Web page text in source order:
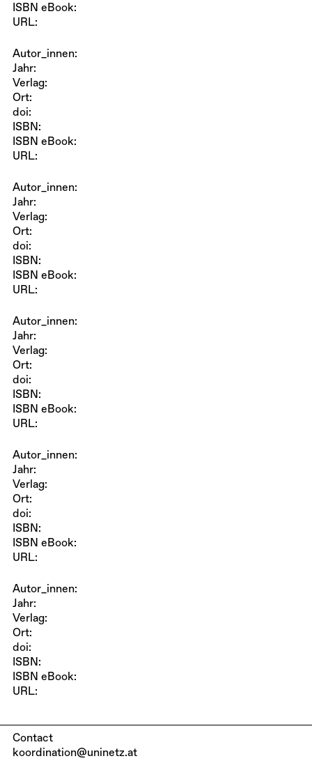
ISBN eBook:
URL:
Autor_innen:
Jahr:
Verlag:
Ort:
doi:
ISBN:
ISBN eBook:
URL:
Autor_innen:
Jahr:
Verlag:
Ort:
doi:
ISBN:
ISBN eBook:
URL:
Autor_innen:
Jahr:
Verlag:
Ort:
doi:
ISBN:
ISBN eBook:
URL:
Autor_innen:
Jahr:
Verlag:
Ort:
doi:
ISBN:
ISBN eBook:
URL:
Autor_innen:
Jahr:
Verlag:
Ort:
doi:
ISBN:
ISBN eBook:
URL:
Contact
koordination@uninetz.at